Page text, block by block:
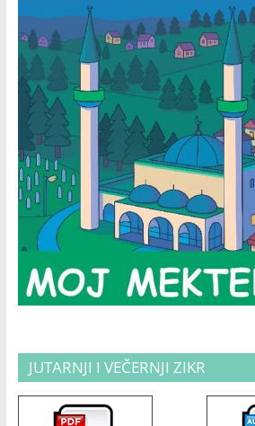
JUTARNJI I VEČERNJI ZIKR